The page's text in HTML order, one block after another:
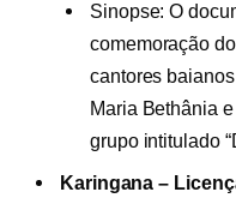
Sinopse: O
comemoração
cantores
Maria Bethânia
grupo intitulado
Karingana –